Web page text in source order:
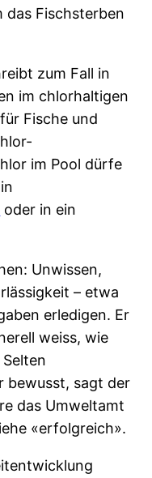
das Fischsterben
zum Fall in
im chlorhaltigen
Fische und
im Pool dürfe
oder in ein
Unwissen,
– etwa
erledigen. Er
weiss, wie
bewusst, sagt der
das Umweltamt
«erfolgreich».